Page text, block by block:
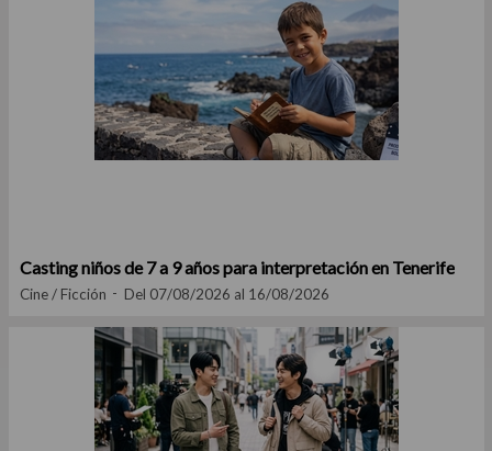
Casting niños de 7 a 9 años para interpretación en Tenerife
Cine / Ficción Del 07/08/2026 al 16/08/2026